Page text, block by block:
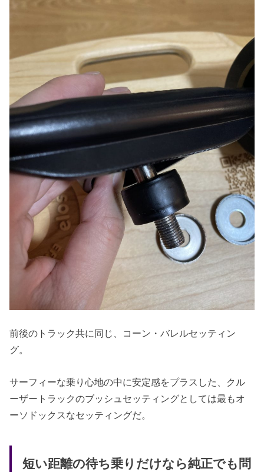
前後のトラック共に同じ、コーン・バレルセッティン
グ。
サーフィーな乗り心地の中に安定感をプラスした、クル
ーザートラックのブッシュセッティングとしては最もオ
ーソドックスなセッティングだ。
短い距離の待ち乗りだけなら純正でも問